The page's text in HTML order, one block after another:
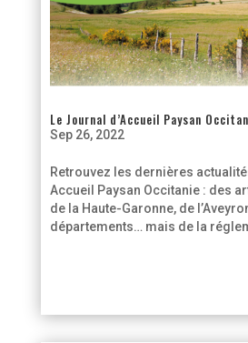
Le Journal d’Accueil Paysan
Sep 26, 2022
Retrouvez les dernières
Accueil Paysan Occitanie : des
de la Haute-Garonne, de
départements… mais de la